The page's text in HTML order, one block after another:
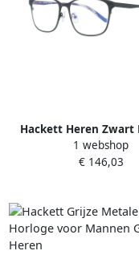
Hackett Heren Zwart
Frame Horloge
1 webshop
€ 146,03